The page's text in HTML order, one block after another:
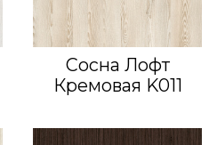
Сосна Лофт
Кремовая K011